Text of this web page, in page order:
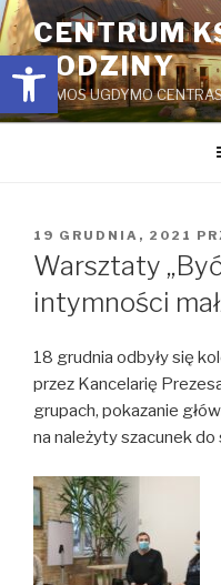
Open toolbar
Przejdź
do
treści
CENTRUM
RODZINY
ŠEIMOS UGDYMO
OPUBLIKOWANE
W
19 GRUDNIA, 2021
Warsztaty
intymności
18 grudnia odbyły się
przez Kancelarię
grupach, pokazanie
na należyty szacunek do